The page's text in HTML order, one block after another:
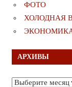
ФОТО
ХОЛОДНАЯ
АРХИВЫ
Архивы